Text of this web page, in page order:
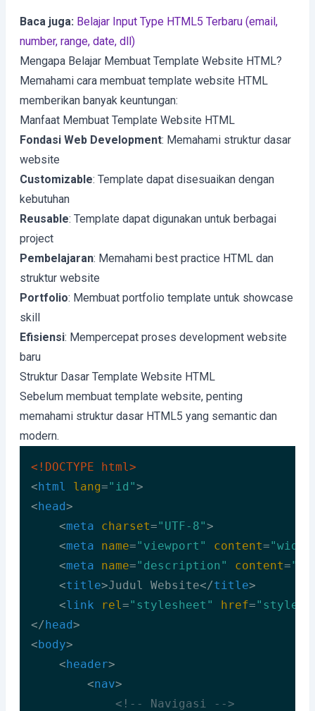
Baca juga: Belajar Input Type HTML5 Terbaru (email,
number, range, date, dll)
Mengapa Belajar Membuat Template Website HTML?
Memahami cara membuat template website HTML
memberikan banyak keuntungan:
Manfaat Membuat Template Website HTML
Fondasi Web Development: Memahami struktur dasar
website
Customizable: Template dapat disesuaikan dengan
kebutuhan
Reusable: Template dapat digunakan untuk berbagai
project
Pembelajaran: Memahami best practice HTML dan
struktur website
Portfolio: Membuat portfolio template untuk showcase
skill
Efisiensi: Mempercepat proses development website
baru
Struktur Dasar Template Website HTML
Sebelum membuat template website, penting
memahami struktur dasar HTML5 yang semantic dan
modern.
<!DOCTYPE html>
<html lang="id">
<head>
<meta charset="UTF-8">
<meta name="viewport" content=
<meta name="description" content=
<title>Judul Website</title>
<link rel="stylesheet" href=
</head>
<body>
<header>
<nav>
<!-- Navigasi -->